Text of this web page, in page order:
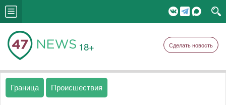
18+ Сделать новость
Граница Происшествия